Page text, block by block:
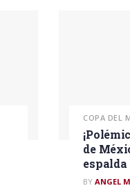
COPA DEL
de
espalda
BY ANGEL